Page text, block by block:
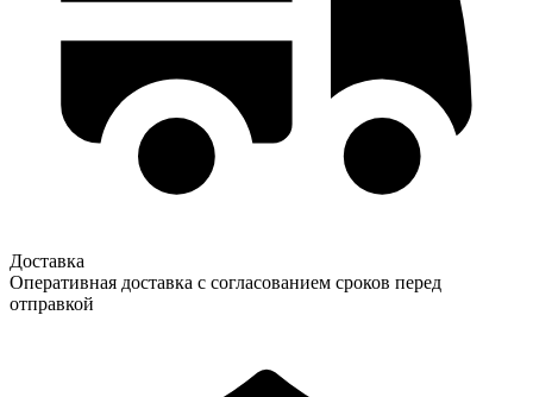
Доставка
Оперативная доставка с согласованием сроков перед
отправкой